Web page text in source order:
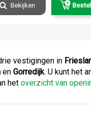
Bekijken
vestigingen in
en Gorredijk. U kunt het
het overzicht van